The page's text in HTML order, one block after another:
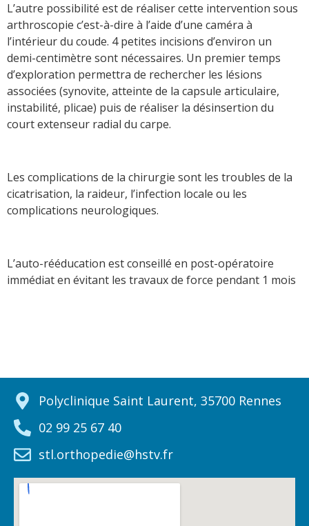
L’autre possibilité est de réaliser cette intervention sous
arthroscopie c’est-à-dire à l’aide d’une caméra à
l’intérieur du coude. 4 petites incisions d’environ un
demi-centimètre sont nécessaires. Un premier temps
d’exploration permettra de rechercher les lésions
associées (synovite, atteinte de la capsule articulaire,
instabilité, plicae) puis de réaliser la désinsertion du
court extenseur radial du carpe.
Les complications de la chirurgie sont les troubles de la
cicatrisation, la raideur, l’infection locale ou les
complications neurologiques.
L’auto-rééducation est conseillé en post-opératoire
immédiat en évitant les travaux de force pendant 1 mois
Polyclinique Saint Laurent, 35700 Rennes
02 99 25 67 40
stl.orthopedie@hstv.fr